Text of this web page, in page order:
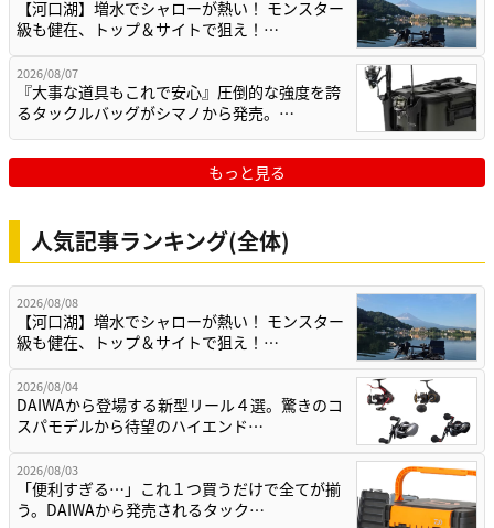
【河口湖】増水でシャローが熱い！ モンスター
級も健在、トップ＆サイトで狙え！…
2026/08/07
『大事な道具もこれで安心』圧倒的な強度を誇
るタックルバッグがシマノから発売。…
もっと見る
人気記事ランキング(全体)
2026/08/08
【河口湖】増水でシャローが熱い！ モンスター
級も健在、トップ＆サイトで狙え！…
2026/08/04
DAIWAから登場する新型リール４選。驚きのコ
スパモデルから待望のハイエンド…
2026/08/03
「便利すぎる…」これ１つ買うだけで全てが揃
う。DAIWAから発売されるタック…